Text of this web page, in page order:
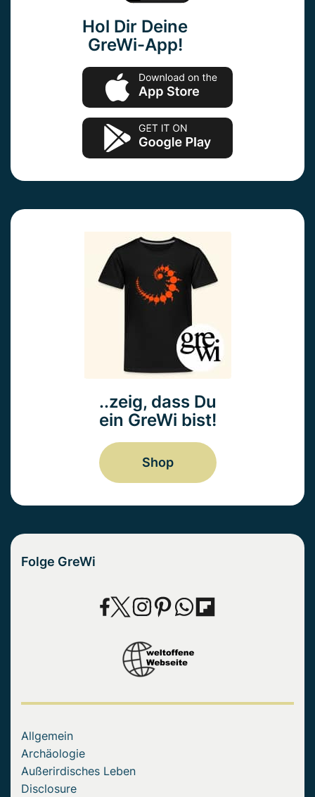
Hol Dir Deine
GreWi-App!
..zeig, dass Du
ein GreWi bist!
Shop
Folge GreWi
Allgemein
Archäologie
Außerirdisches Leben
Disclosure